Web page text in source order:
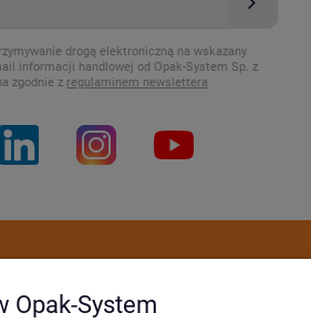
drogą elektroniczną na wskazany
informacji handlowej od Opak-System Sp. z
zgodnie z regulaminem newslettera
Opak-System